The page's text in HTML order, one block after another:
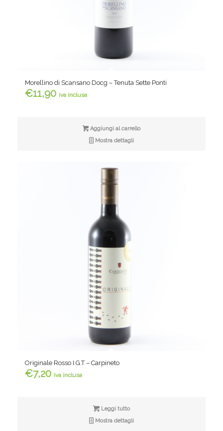
Morellino di Scansano Docg – Tenuta Sette Ponti
€11,90 iva inclusa
Aggiungi al carrello
Mostra dettagli
Originale Rosso I.G.T – Carpineto
€7,20 iva inclusa
Leggi tutto
Mostra dettagli